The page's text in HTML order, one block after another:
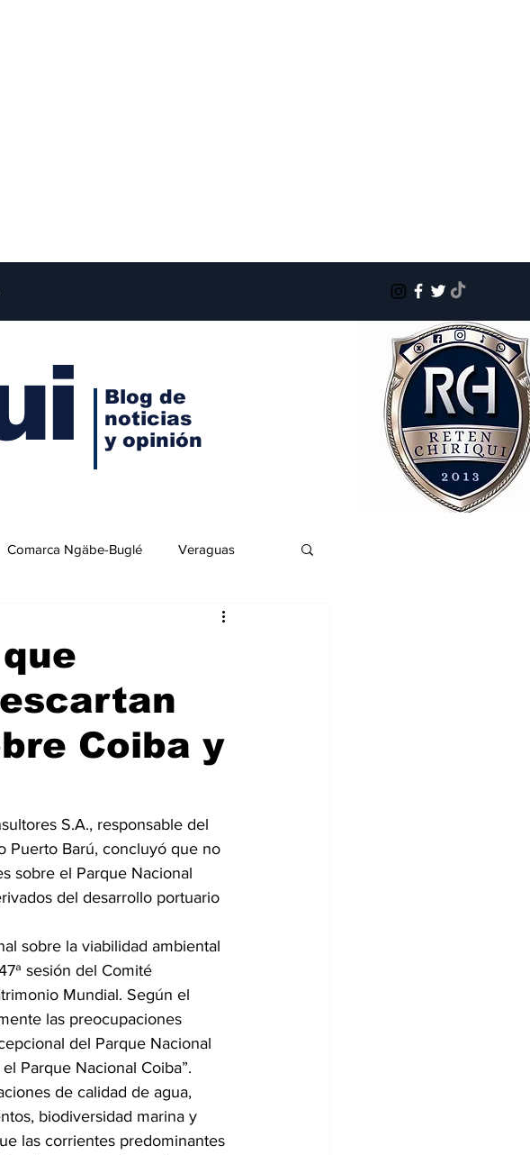
Blog de
noticias
y opinión
Comarca Ngäbe-Buglé Veraguas
Coiba y
S.A., responsable del
Puerto Barú, concluyó que no
sobre el Parque Nacional
del desarrollo portuario
sobre la viabilidad ambiental
sesión del Comité
Mundial. Según el
las preocupaciones
del Parque Nacional
Parque Nacional Coiba”.
de calidad de agua,
biodiversidad marina y
las corrientes predominantes